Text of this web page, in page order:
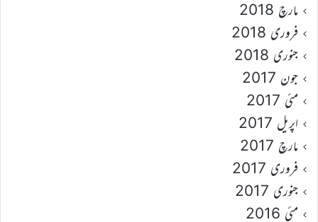
مارچ 2018
فروری 2018
جنوری 2018
جون 2017
مئی 2017
اپریل 2017
مارچ 2017
فروری 2017
جنوری 2017
مئی 2016